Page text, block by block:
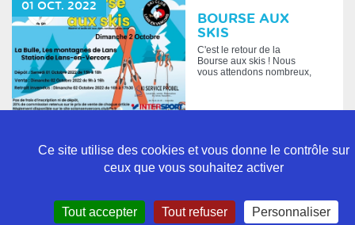
01 OCT. 2022
BOURSE AUX
SKIS
C'est le retour de la
Bourse aux skis ! Nous
vous attendons nombreux,
plus
Politique de confidentialité
Mentions légales
Ce site utilise des cookies et vous donne le contrôle sur
ceux que vous souhaitez activer
Tout accepter Tout refuser Personnaliser